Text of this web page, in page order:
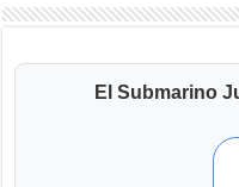
El Submarino